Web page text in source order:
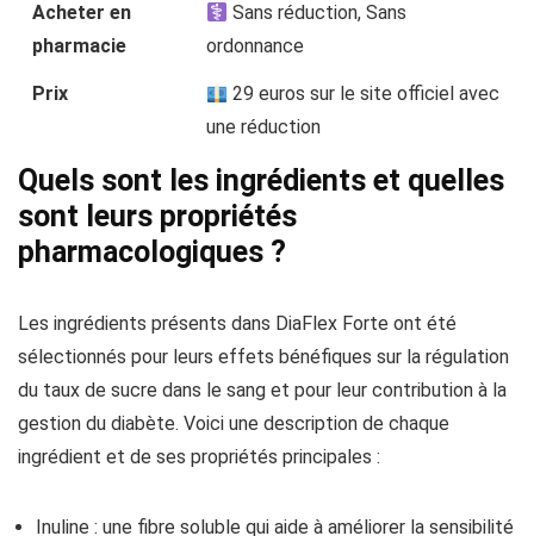
Acheter en
pharmacie
Sans réduction, Sans
ordonnance
Prix
29 euros sur le site officiel avec
une réduction
Quels sont les ingrédients et quelles
sont leurs propriétés
pharmacologiques ?
Les ingrédients présents dans DiaFlex Forte ont été
sélectionnés pour leurs effets bénéfiques sur la régulation
du taux de sucre dans le sang et pour leur contribution à la
gestion du diabète. Voici une description de chaque
ingrédient et de ses propriétés principales :
Inuline : une fibre soluble qui aide à améliorer la sensibilité